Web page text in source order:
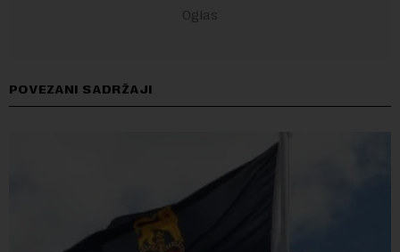
POVEZANI SADRŽAJI